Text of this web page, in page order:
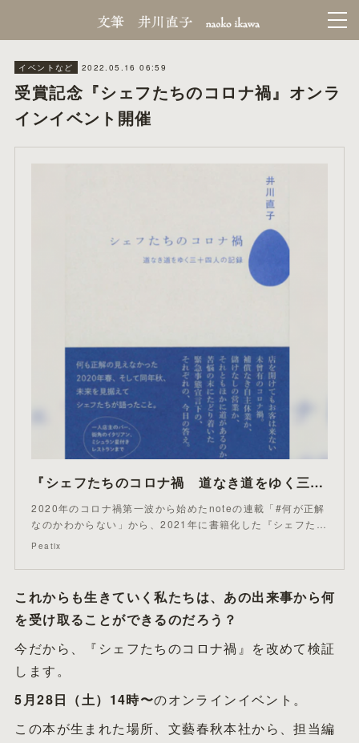
イベントなど 2022.05.16 06:59
受賞記念『シェフたちのコロナ禍』オンラ
インイベント開催
『シェフたちのコロナ禍 道なき道をゆく三十四人の記録』食生活ジャーナリスト大賞受賞記念★井川直子ｘ鳥嶋七実ｘ小山伸二★
2020年のコロナ禍第一波から始めたnoteの連載「#何が正解
なのかわからない」から、2021年に書籍化した『シェフた…
Peatix
これからも生きていく私たちは、あの出来事から何
を受け取ることができるのだろう？
今だから、『シェフたちのコロナ禍』を改めて検証
します。
5月28日（土）14時〜のオンラインイベント。
この本が生まれた場所、文藝春秋本社から、担当編